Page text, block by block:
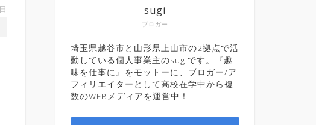
ブロガー
sugi
埼玉県越谷市と山形県上山市の2拠点で活
動している個人事業主のsugiです。『趣
味を仕事に』をモットーに、ブロガー/ア
フィリエイターとして高校在学中から複
数のWEBメディアを運営中！